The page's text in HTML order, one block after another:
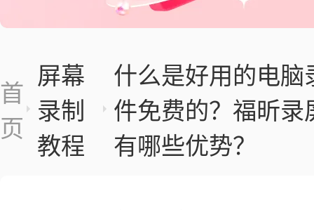
首
页
屏幕
录制
教程
什么是好用的电脑
件免费的？福昕录
有哪些优势？